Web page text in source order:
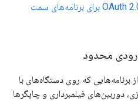
به استفاده از OAuth 2.0 برای برنامه‌های سمت
محدود
نقطه پایانی Google OAuth 2.0 از برنامه‌هایی که روی دستگاه‌های با
دوربین‌های فیلمبرداری و چاپگرها